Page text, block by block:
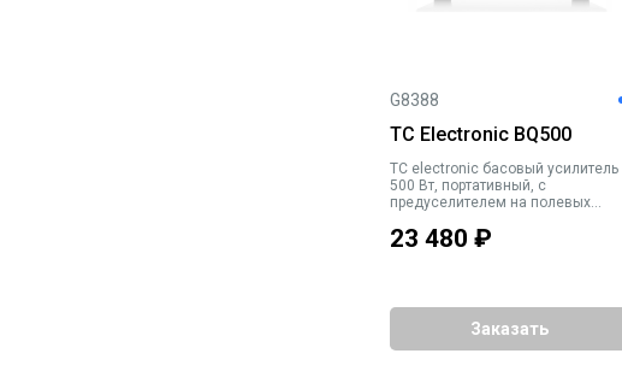
G8388
TC Electronic BQ500
TC electronic басовый усилитель
500 Вт, портативный, с
предуселителем на полевых
23 480 ₽
Заказать